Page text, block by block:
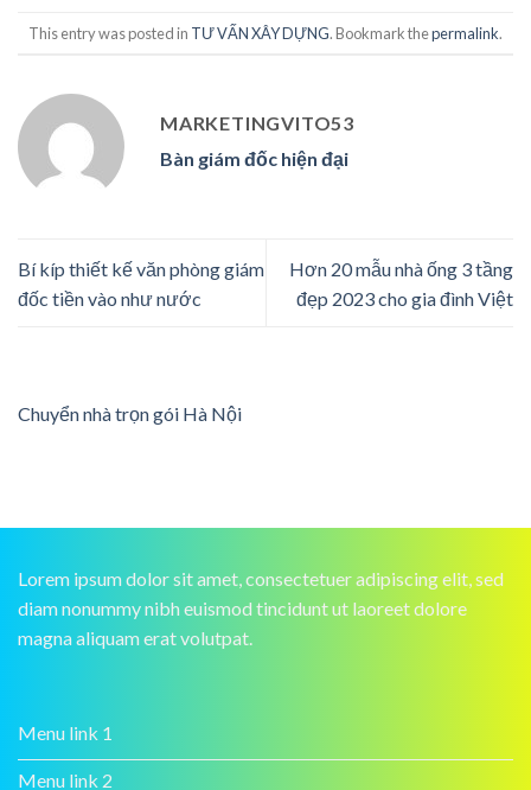
This entry was posted in TƯ VẤN XÂY DỰNG. Bookmark thepermalink.
MARKETINGVITO53
Bàn giám đốc hiện đại
Bí kíp thiết kế văn phòng giám
đốc tiền vào như nước
Hơn 20 mẫu nhà ống 3 tầng
đẹp 2023 cho gia đình Việt
Chuyển nhà trọn gói Hà Nội
Lorem ipsum dolor sit amet, consectetuer adipiscing elit, sed
diam nonummy nibh euismod tincidunt ut laoreet dolore
magna aliquam erat volutpat.
Menu link 1
Menu link 2